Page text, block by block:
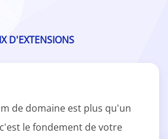
D'EXTENSIONS
de domaine est plus qu'un
le fondement de votre